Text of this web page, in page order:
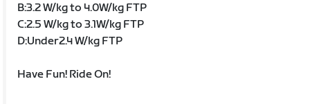
B:3.2 W/kg to 4.0W/kg FTP
C:2.5 W/kg to 3.1W/kg FTP
D:Under2.4 W/kg FTP
Have Fun! Ride On!